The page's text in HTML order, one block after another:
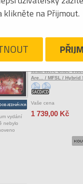
POP
vydání
nebylo
What Were Once
Are... / MFSL / Hybrid
Vaše cena
1 739,00 Kč
klikněte na Přijmout.